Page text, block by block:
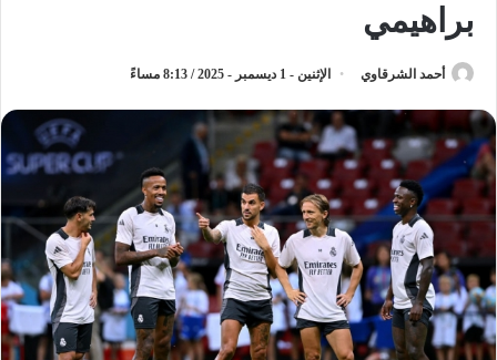
براهيمي
أحمد الشرقاوي الإثنين - 1 ديسمبر - 2025 / 8:13 مساءً